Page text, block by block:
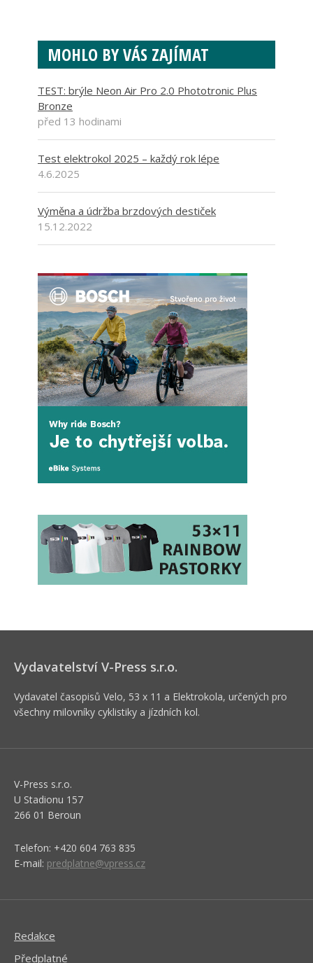
MOHLO BY VÁS ZAJÍMAT
TEST: brýle Neon Air Pro 2.0 Phototronic Plus
Bronze
před 13 hodinami
Test elektrokol 2025 – každý rok lépe
4.6.2025
Výměna a údržba brzdových destiček
15.12.2022
Vydavatelství V-Press s.r.o.
Vydavatel časopisů Velo, 53 x 11 a Elektrokola, určených pro
všechny milovníky cyklistiky a jízdních kol.
V-Press s.r.o.
U Stadionu 157
266 01 Beroun
Telefon: +420 604 763 835
E-mail: predplatne@vpress.cz
Redakce
Předplatné